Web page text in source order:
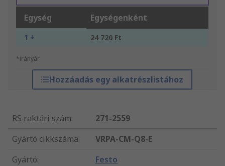
Egység Egységenként
1 + 24 720 Ft
*irányár
Hozzáadás egy alkatrészlistához
RS raktári szám:
271-2559
Gyártó cikkszáma:
VRPA-CM-Q8-E
Gyártó: Festo